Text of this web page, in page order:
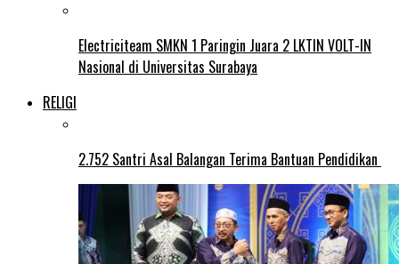
Electriciteam SMKN 1 Paringin Juara 2 LKTIN VOLT-IN
Nasional di Universitas Surabaya
RELIGI
2.752 Santri Asal Balangan Terima Bantuan Pendidikan